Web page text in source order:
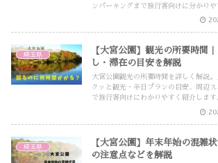
ンパーキングまで旅行客向けに分かりや
埼玉県
【大宮公園】観光の所要時間
し・滞在の目安を解説
大宮公園観光の所要時間を詳しく解説
クッと観光・半日プランの目安、周辺
で旅行客向けにわかりやすく紹介します
埼玉県
【大宮公園】年末年始の混雑
の注意点などを解説